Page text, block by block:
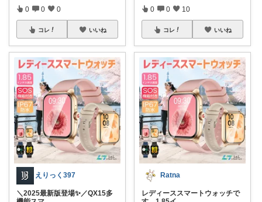
0 0 0
コレ いいね
えりっく397
＼2025最新版登場✨／QX15多
0 0 10
コレ いいね
Ratna
レディーススマートウォッチで